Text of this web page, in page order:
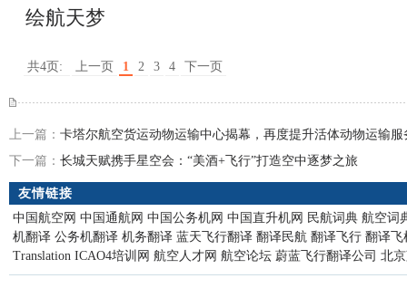
绘航天梦
共4页: 上一页 1 2 3 4 下一页
上一篇： 卡塔尔航空货运动物运输中心揭幕，再度提升活体动物运输服
下一篇： 长城天赋携手星空会：“美酒+飞行”打造空中逐梦之旅
友情链接
中国航空网 中国通航网 中国公务机网 中国直升机网 民航词典 航空词
机翻译 公务机翻译 机务翻译 蓝天飞行翻译 翻译民航 翻译飞行 翻译飞
Translation ICAO4培训网 航空人才网 航空论坛 蔚蓝飞行翻译公司 北